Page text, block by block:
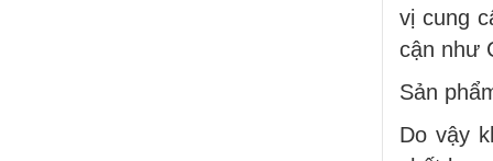
vị cung
cận như
Sản
Do vậy